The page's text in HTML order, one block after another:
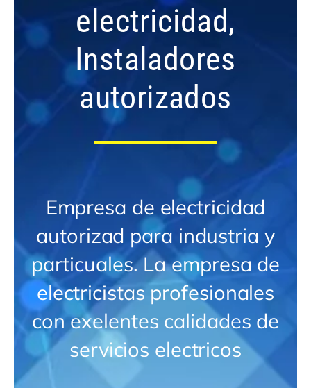
electricidad,
Instaladores
autorizados
Empresa de electricidad
autorizad para industria y
particuales. La empresa de
electricistas profesionales
con exelentes calidades de
servicios electricos